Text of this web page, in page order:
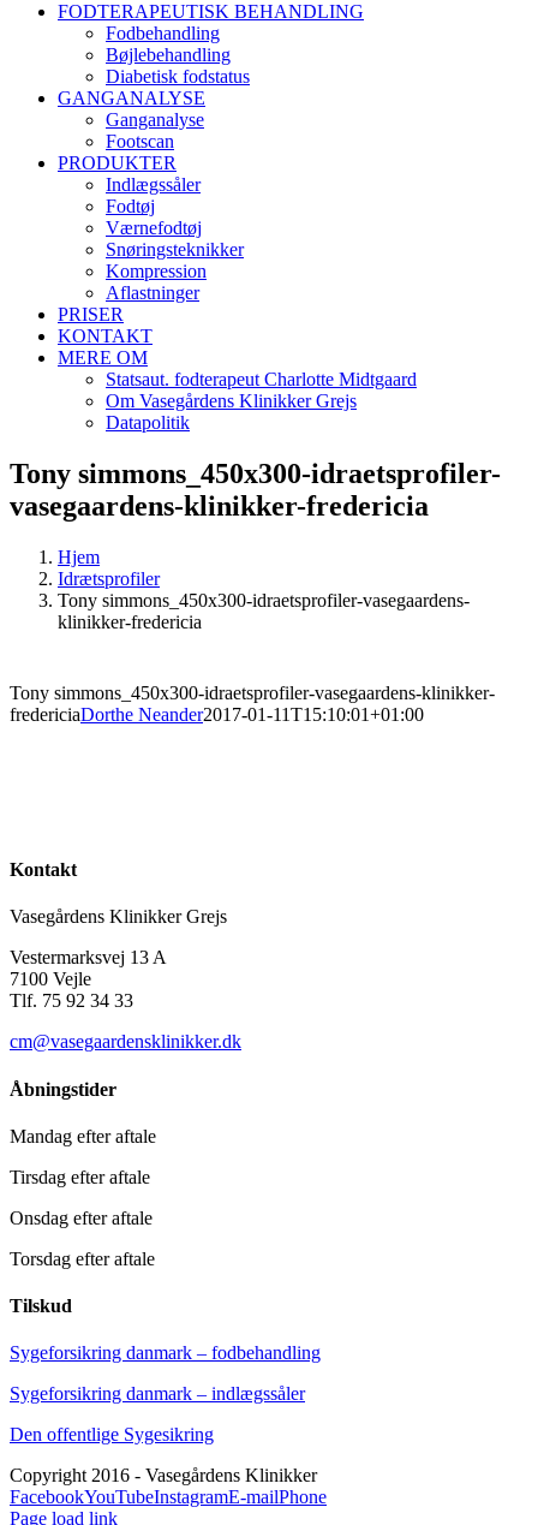
FODTERAPEUTISK BEHANDLING
Fodbehandling
Bøjlebehandling
Diabetisk fodstatus
GANGANALYSE
Ganganalyse
Footscan
PRODUKTER
Indlægssåler
Fodtøj
Værnefodtøj
Snøringsteknikker
Kompression
Aflastninger
PRISER
KONTAKT
MERE OM
Statsaut. fodterapeut Charlotte Midtgaard
Om Vasegårdens Klinikker Grejs
Datapolitik
Tony simmons_450x300-idraetsprofiler-
vasegaardens-klinikker-fredericia
Hjem
Idrætsprofiler
Tony simmons_450x300-idraetsprofiler-vasegaardens-
klinikker-fredericia
Tony simmons_450x300-idraetsprofiler-vasegaardens-klinikker-
fredericiaDorthe Neander2017-01-11T15:10:01+01:00
Kontakt
Vasegårdens Klinikker Grejs
Vestermarksvej 13 A
7100 Vejle
Tlf. 75 92 34 33
cm@vasegaardensklinikker.dk
Åbningstider
Mandag efter aftale
Tirsdag efter aftale
Onsdag efter aftale
Torsdag efter aftale
Tilskud
Sygeforsikring danmark – fodbehandling
Sygeforsikring danmark – indlægssåler
Den offentlige Sygesikring
Copyright 2016 - Vasegårdens Klinikker
FacebookYouTubeInstagramE-mailPhone
Page load link